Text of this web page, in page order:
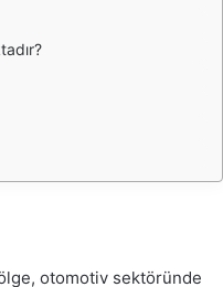
otomotiv sektöründe